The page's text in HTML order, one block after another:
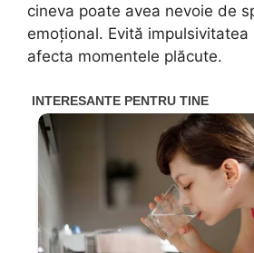
cineva poate avea nevoie de
emoțional. Evită impulsivitatea
afecta momentele plăcute.